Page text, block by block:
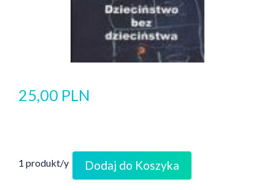
25,00 PLN
1 produkt/y Dodaj do Koszyka